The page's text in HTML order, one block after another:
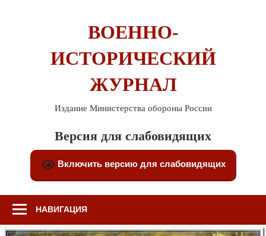
ВОЕННО-
ИСТОРИЧЕСКИЙ
ЖУРНАЛ
Издание Министерства обороны России
Версия для слабовидящих
Включить версию для слабовидящих
НАВИГАЦИЯ